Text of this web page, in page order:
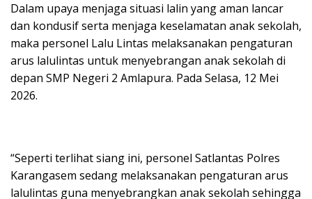
Dalam upaya menjaga situasi lalin yang aman lancar
dan kondusif serta menjaga keselamatan anak sekolah,
maka personel Lalu Lintas melaksanakan pengaturan
arus lalulintas untuk menyebrangan anak sekolah di
depan SMP Negeri 2 Amlapura. Pada Selasa, 12 Mei
2026.
“Seperti terlihat siang ini, personel Satlantas Polres
Karangasem sedang melaksanakan pengaturan arus
lalulintas guna menyebrangkan anak sekolah sehingga